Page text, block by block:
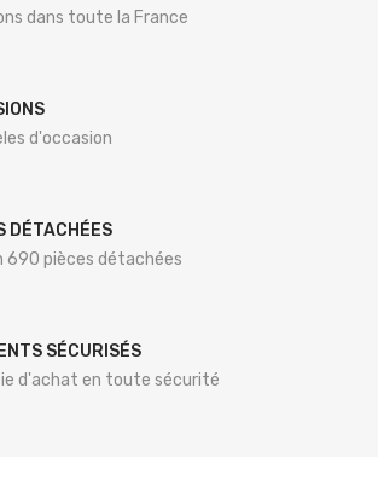
dans toute la France
d'occasion
DÉTACHÉES
690 pièces détachées
SÉCURISÉS
d'achat en toute sécurité